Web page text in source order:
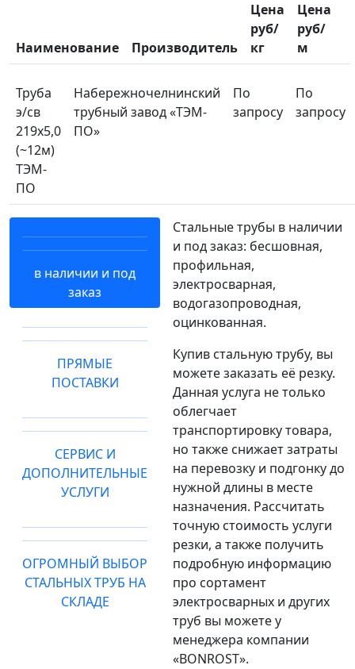
Наименование Производитель
Цена
руб/
кг
Цена
руб/
м
Труба
э/св
219х5,0
(~12м)
ТЭМ-
ПО
Набережночелнинский
трубный завод «ТЭМ-
ПО»
По
запросу
По
запросу
в наличии и под
заказ
ПРЯМЫЕ
ПОСТАВКИ
СЕРВИС И
ДОПОЛНИТЕЛЬНЫЕ
УСЛУГИ
ОГРОМНЫЙ ВЫБОР
СТАЛЬНЫХ ТРУБ НА
СКЛАДЕ
Стальные трубы в наличии
и под заказ: бесшовная,
профильная,
электросварная,
водогазопроводная,
оцинкованная.
Купив стальную трубу, вы
можете заказать её резку.
Данная услуга не только
облегчает
транспортировку товара,
но также снижает затраты
на перевозку и подгонку до
нужной длины в месте
назначения. Рассчитать
точную стоимость услуги
резки, а также получить
подробную информацию
про сортамент
электросварных и других
труб вы можете у
менеджера компании
«BONROST».